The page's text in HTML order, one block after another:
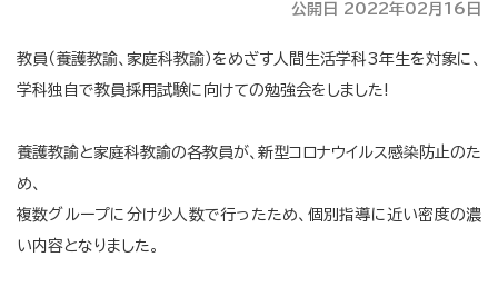
公開日 2022年02月16日
教員（養護教諭、家庭科教諭）をめざす人間生活学科3年生を対象に、
学科独自で教員採用試験に向けての勉強会をしました!
養護教諭と家庭科教諭の各教員が、新型コロナウイルス感染防止のた
め、
複数グループに分け少人数で行ったため、個別指導に近い密度の濃
い内容となりました。